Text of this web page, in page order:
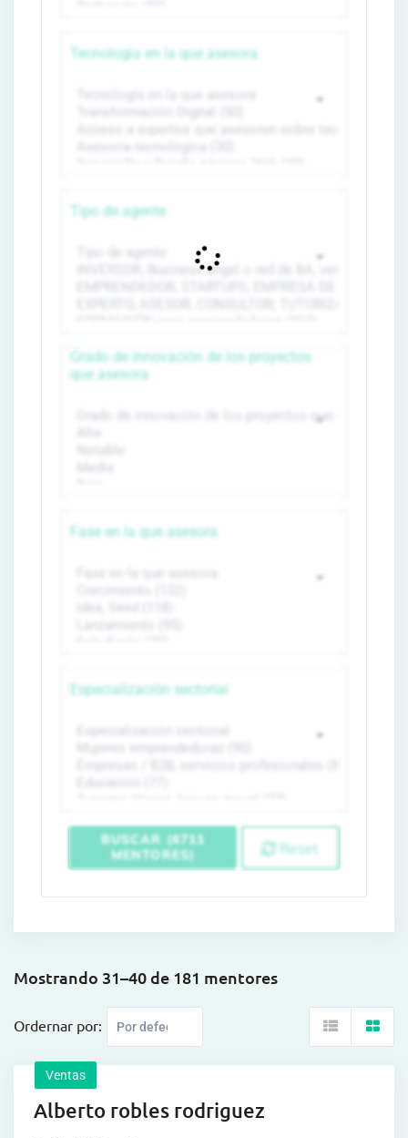
Tecnología en la que asesora
Tipo de agente
Grado de innovación de los proyectos
que asesora
Fase en la que asesora
Especialización sectorial
BUSCAR (6711
MENTORES)
Reset
Mostrando 31–40 de 181 mentores
Ordernar por:
Ventas
Alberto robles rodriguez